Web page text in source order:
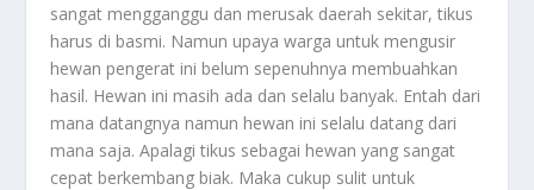
sangat mengganggu dan merusak daerah sekitar, tikus
harus di basmi. Namun upaya warga untuk mengusir
hewan pengerat ini belum sepenuhnya membuahkan
hasil. Hewan ini masih ada dan selalu banyak. Entah dari
mana datangnya namun hewan ini selalu datang dari
mana saja. Apalagi tikus sebagai hewan yang sangat
cepat berkembang biak. Maka cukup sulit untuk